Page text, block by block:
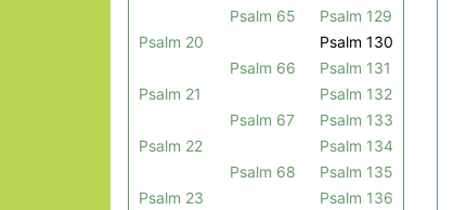
Psalm 20
Psalm 21
Psalm 22
Psalm 23
Psalm 65
Psalm 66
Psalm 67
Psalm 68
Psalm 129
Psalm 130
Psalm 131
Psalm 132
Psalm 133
Psalm 134
Psalm 135
Psalm 136